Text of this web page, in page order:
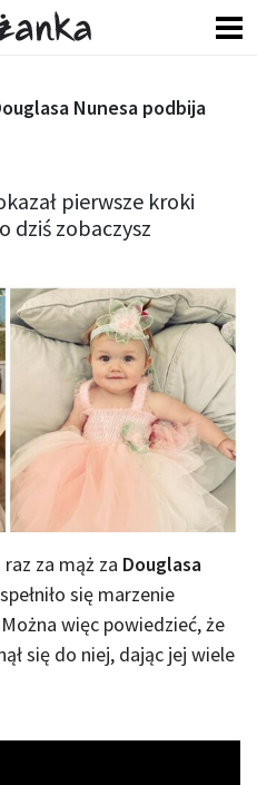
pierwsze kroki
dziś zobaczysz
Nunesa podbija
za mąż za Douglasa
się marzenie
więc powiedzieć, że
się do niej, dając jej wiele